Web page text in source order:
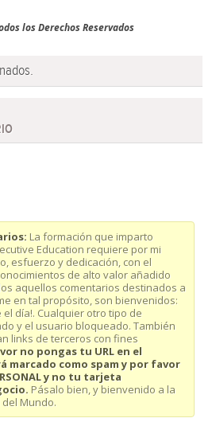
los Derechos Reservados
La formación que imparto
Education requiere por mi
esfuerzo y dedicación, con el
de alto valor añadido
aquellos comentarios destinados a
en tal propósito, son bienvenidos:
el día!. Cualquier otro tipo de
y el usuario bloqueado. También
links de terceros con fines
no pongas tu URL en el
marcado como spam y por favor
y no tu tarjeta
Pásalo bien, y bienvenido a la
Mundo.